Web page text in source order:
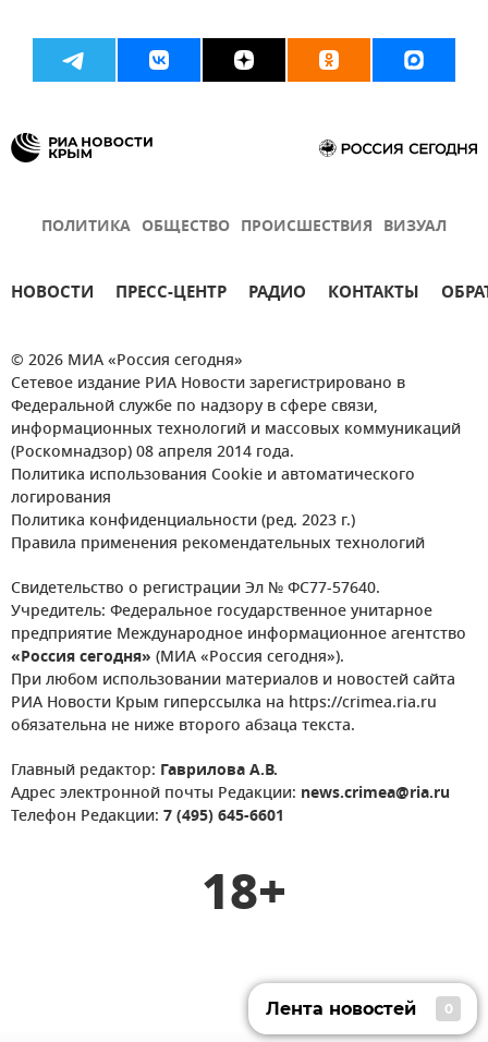
ПОЛИТИКА ОБЩЕСТВО ПРОИСШЕСТВИЯ ВИЗУАЛ
НОВОСТИ ПРЕСС-ЦЕНТР РАДИО КОНТАКТЫ
© 2026 МИА «Россия сегодня»
Сетевое издание РИА Новости зарегистрировано в
Федеральной службе по надзору в сфере связи,
информационных технологий и массовых коммуникаций
(Роскомнадзор) 08 апреля 2014 года.
Политика использования Cookie и автоматического
логирования
Политика конфиденциальности (ред. 2023 г.)
Правила применения рекомендательных технологий
Свидетельство о регистрации Эл № ФС77-57640.
Учредитель: Федеральное государственное унитарное
предприятие Международное информационное агентство
«Россия сегодня» (МИА «Россия сегодня»).
При любом использовании материалов и новостей сайта
РИА Новости Крым гиперссылка на https://crimea.ria.ru
обязательна не ниже второго абзаца текста.
Главный редактор: Гаврилова А.В.
Адрес электронной почты Редакции: news.crimea@ria.ru
Телефон Редакции: 7 (495) 645-6601
18+
Лента новостей 0